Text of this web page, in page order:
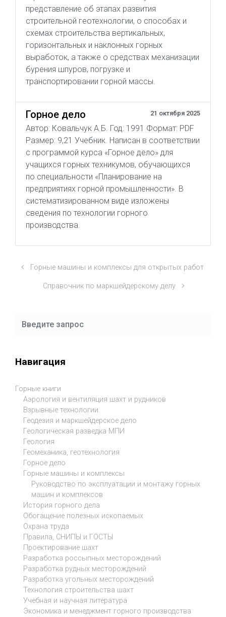
представление об этапах развития
строительной геотехнологии, о способах и
схемах строительства вертикальных,
горизонтальных и наклонных горных
выработок, а также о средствах механизации
бурения шпуров, погрузке и
транспортировании горной массы.
Горное дело 21 октября 2025
Автор: Ковальчук А.Б. Год: 1991 Формат: PDF
Размер: 9,21 Учебник. Написан в соответствии
с программой курса «Горное дело» для
учащихся горных техникумов, обучающихся
по специальности «Планирование на
предприятиях горной промышленности». В
систематизированном виде изложены
сведения по технологии горного
производства.
Горные машины и комплексы для открытых работ
Справочник по маркшейдерскому делу
Навигация
Горные книги
Аэрология и вентиляция шахт и рудников
Взрывные технологии
Геодезия и маркшейдерское дело
Геологическая разведка МПИ
Геология
Геомеханика, геотехнология
Горное дело
Горные машины и комплексы
Руководство по эксплуатации и монтажу горных
машин и комплексов
История горного дела
Обогащение полезных ископаемых
Охрана труда
Правила, СНИПЫ и ГОСТЫ
Проектирование шахт
Разработка россыпных месторождений
Разработка рудных месторождений
Разработка угольных месторождений
Технология строительства шахт
Учебная и научная литература
Экономика и менеджмент горного производства